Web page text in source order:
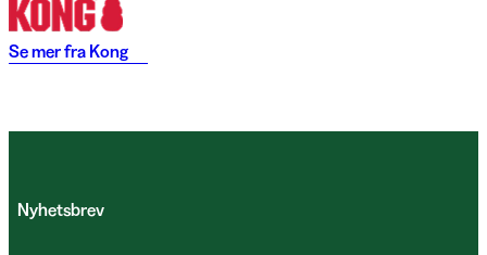
Se mer fra Kong
Nyhetsbrev